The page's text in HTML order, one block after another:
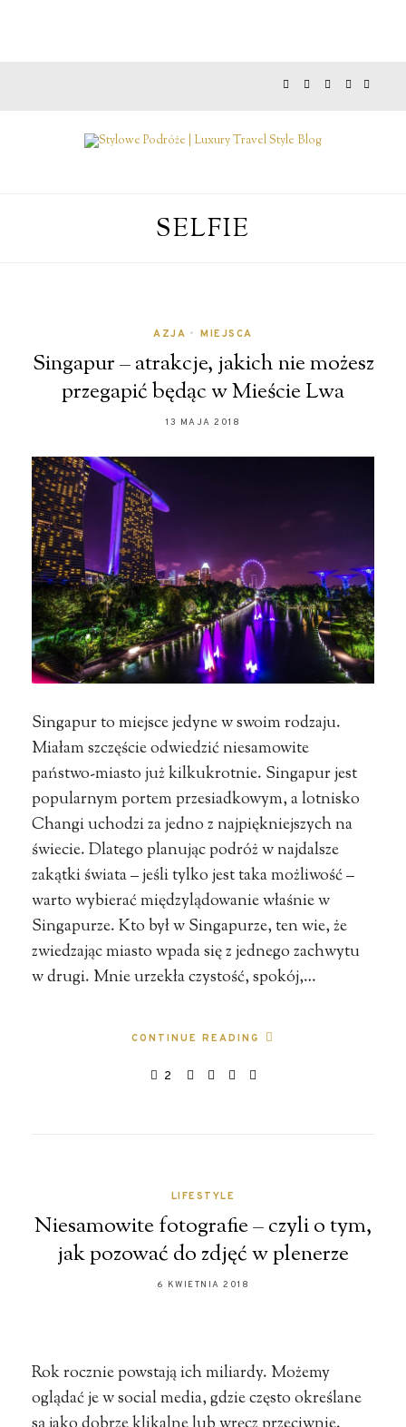
SELFIE
AZJA • MIEJSCA
Singapur – atrakcje, jakich nie możesz
przegapić będąc w Mieście Lwa
13 MAJA 2018
Singapur to miejsce jedyne w swoim rodzaju.
Miałam szczęście odwiedzić niesamowite
państwo-miasto już kilkukrotnie. Singapur jest
popularnym portem przesiadkowym, a lotnisko
Changi uchodzi za jedno z najpiękniejszych na
świecie. Dlatego planując podróż w najdalsze
zakątki świata – jeśli tylko jest taka możliwość –
warto wybierać międzylądowanie właśnie w
Singapurze. Kto był w Singapurze, ten wie, że
zwiedzając miasto wpada się z jednego zachwytu
w drugi. Mnie urzekła czystość, spokój,…
CONTINUE READING
2
LIFESTYLE
Niesamowite fotografie – czyli o tym,
jak pozować do zdjęć w plenerze
6 KWIETNIA 2018
Rok rocznie powstają ich miliardy. Możemy
oglądać je w social media, gdzie często określane